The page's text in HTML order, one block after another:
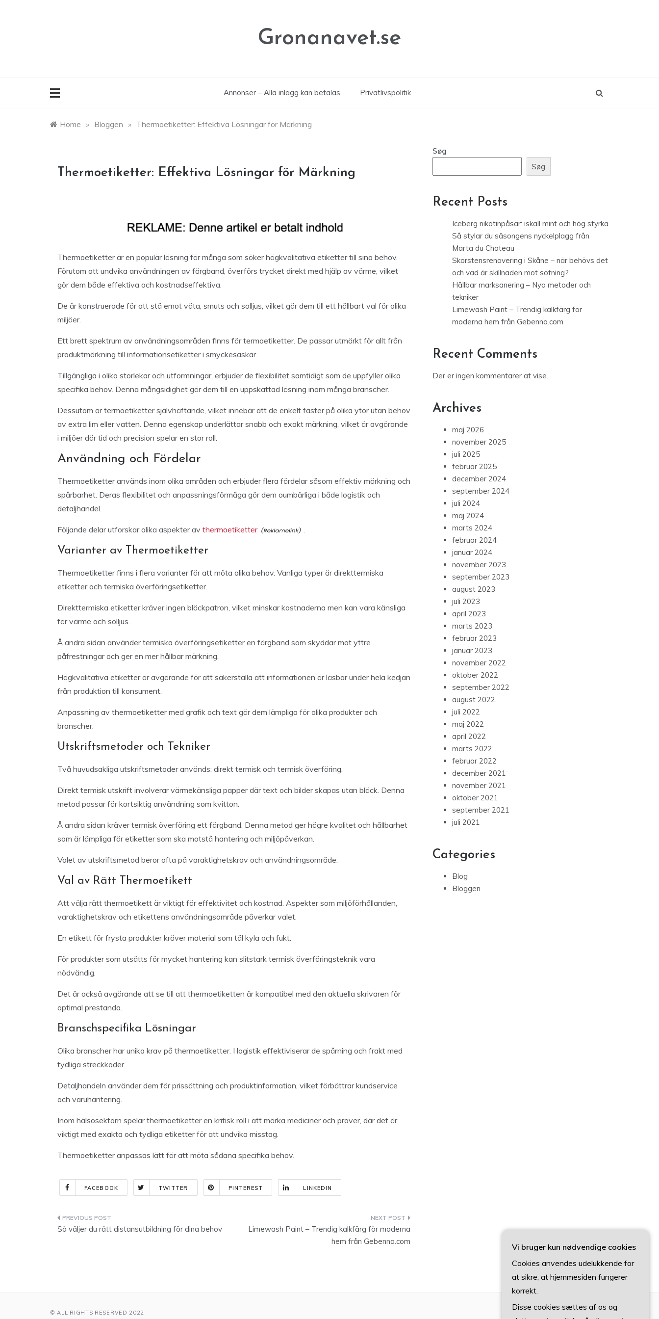
Gronanavet.se
Annonser – Alla inlägg kan betalas Privatlivspolitik
Home » Bloggen » Thermoetiketter: Effektiva Lösningar för Märkning
Thermoetiketter: Effektiva Lösningar för Märkning
Thermoetiketter är en populär lösning för många som söker högkvalitativa etiketter till sina behov.
Förutom att undvika användningen av färgband, överförs trycket direkt med hjälp av värme, vilket
gör dem både effektiva och kostnadseffektiva.
De är konstruerade för att stå emot väta, smuts och solljus, vilket gör dem till ett hållbart val för olika
miljöer.
Ett brett spektrum av användningsområden finns för termoetiketter. De passar utmärkt för allt från
produktmärkning till informationsetiketter i smyckesaskar.
Tillgängliga i olika storlekar och utformningar, erbjuder de flexibilitet samtidigt som de uppfyller olika
specifika behov. Denna mångsidighet gör dem till en uppskattad lösning inom många branscher.
Dessutom är termoetiketter självhäftande, vilket innebär att de enkelt fäster på olika ytor utan behov
av extra lim eller vatten. Denna egenskap underlättar snabb och exakt märkning, vilket är avgörande
i miljöer där tid och precision spelar en stor roll.
Användning och Fördelar
Thermoetiketter används inom olika områden och erbjuder flera fördelar såsom effektiv märkning och
spårbarhet. Deras flexibilitet och anpassningsförmåga gör dem oumbärliga i både logistik och
detaljhandel.
Följande delar utforskar olika aspekter av thermoetiketter .
Varianter av Thermoetiketter
Thermoetiketter finns i flera varianter för att möta olika behov. Vanliga typer är direkttermiska
etiketter och termiska överföringsetiketter.
Direkttermiska etiketter kräver ingen bläckpatron, vilket minskar kostnaderna men kan vara känsliga
för värme och solljus.
Å andra sidan använder termiska överföringsetiketter en färgband som skyddar mot yttre
påfrestningar och ger en mer hållbar märkning.
Högkvalitativa etiketter är avgörande för att säkerställa att informationen är läsbar under hela kedjan
från produktion till konsument.
Anpassning av thermoetiketter med grafik och text gör dem lämpliga för olika produkter och
branscher.
Utskriftsmetoder och Tekniker
Två huvudsakliga utskriftsmetoder används: direkt termisk och termisk överföring.
Direkt termisk utskrift involverar värmekänsliga papper där text och bilder skapas utan bläck. Denna
metod passar för kortsiktig användning som kvitton.
Å andra sidan kräver termisk överföring ett färgband. Denna metod ger högre kvalitet och hållbarhet
som är lämpliga för etiketter som ska motstå hantering och miljöpåverkan.
Valet av utskriftsmetod beror ofta på varaktighetskrav och användningsområde.
Val av Rätt Thermoetikett
Att välja rätt thermoetikett är viktigt för effektivitet och kostnad. Aspekter som miljöförhållanden,
varaktighetskrav och etikettens användningsområde påverkar valet.
En etikett för frysta produkter kräver material som tål kyla och fukt.
För produkter som utsätts för mycket hantering kan slitstark termisk överföringsteknik vara
nödvändig.
Det är också avgörande att se till att thermoetiketten är kompatibel med den aktuella skrivaren för
optimal prestanda.
Branschspecifika Lösningar
Olika branscher har unika krav på thermoetiketter. I logistik effektiviserar de spårning och frakt med
tydliga streckkoder.
Detaljhandeln använder dem för prissättning och produktinformation, vilket förbättrar kundservice
och varuhantering.
Inom hälsosektorn spelar thermoetiketter en kritisk roll i att märka mediciner och prover, där det är
viktigt med exakta och tydliga etiketter för att undvika misstag.
Thermoetiketter anpassas lätt för att möta sådana specifika behov.
FACEBOOK TWITTER PINTEREST LINKEDIN
Indlægsnavigation
Så väljer du rätt distansutbildning för dina behov
Limewash Paint – Trendig kalkfärg för moderna
hem från Gebenna.com
Søg
Søg
Recent Posts
Iceberg nikotinpåsar: iskall mint och hög styrka
Så stylar du säsongens nyckelplagg från
Marta du Chateau
Skorstensrenovering i Skåne – när behövs det
och vad är skillnaden mot sotning?
Hållbar marksanering – Nya metoder och
tekniker
Limewash Paint – Trendig kalkfärg för
moderna hem från Gebenna.com
Recent Comments
Der er ingen kommentarer at vise.
Archives
maj 2026
november 2025
juli 2025
februar 2025
december 2024
september 2024
juli 2024
maj 2024
marts 2024
februar 2024
januar 2024
november 2023
september 2023
august 2023
juli 2023
april 2023
marts 2023
februar 2023
januar 2023
november 2022
oktober 2022
september 2022
august 2022
juli 2022
maj 2022
april 2022
marts 2022
februar 2022
december 2021
november 2021
oktober 2021
september 2021
juli 2021
Categories
Blog
Bloggen
© ALL RIGHTS RESERVED 2022
Vi bruger kun nødvendige cookies
Cookies anvendes udelukkende for
at sikre, at hjemmesiden fungerer
korrekt.
Disse cookies sættes af os og